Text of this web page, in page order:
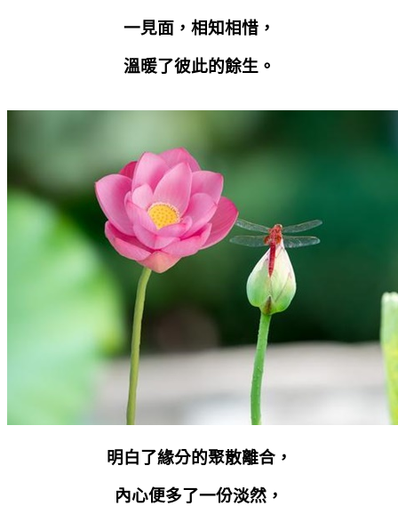
一見面，相知相惜，
溫暖了彼此的餘生。
明白了緣分的聚散離合，
內心便多了一份淡然，